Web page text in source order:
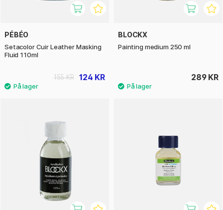
PÉBÉO
Setacolor Cuir Leather Masking
Fluid 110ml
124 KR
155 KR
BLOCKX
Painting medium 250 ml
289 KR